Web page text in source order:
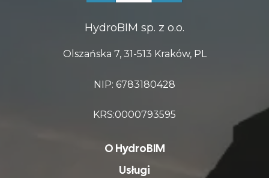
HydroBIM sp. z o.o.
Olszańska 7, 31-513 Kraków, PL
NIP: 6783180428
KRS:0000793595
O HydroBIM
Usługi